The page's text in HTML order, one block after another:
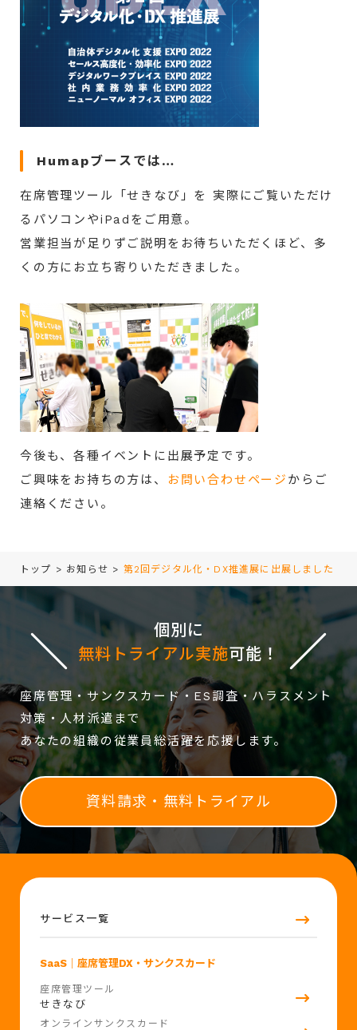
Humapブースでは…
在席管理ツール「せきなび」を 実際にご覧いただけ
るパソコンやiPadをご用意。
営業担当が足りずご説明をお待ちいただくほど、多
くの方にお立ち寄りいただきました。
今後も、各種イベントに出展予定です。
ご興味をお持ちの方は、
お問い合わせページ からご
連絡ください。
トップ > お知らせ > 第2回デジタル化・DX推進展に出展しました
個別に
無料トライアル実施可能！
座席管理・サンクスカード・ES調査・ハラスメント
対策・人材派遣まで
あなたの組織の従業員総活躍を応援します。
資料請求・無料トライアル
サービス一覧
SaaS ｜座席管理DX・サンクスカード
座席管理ツール
せきなび
オンラインサンクスカード